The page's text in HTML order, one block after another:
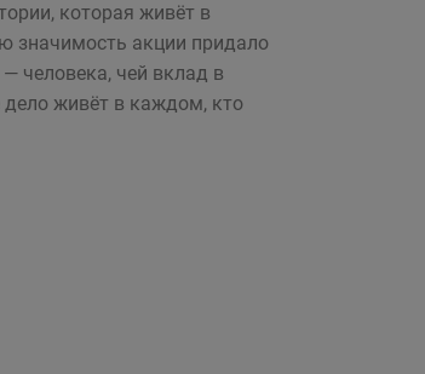
которая живёт в
значимость акции придало
человека, чей вклад в
дело живёт в каждом, кто